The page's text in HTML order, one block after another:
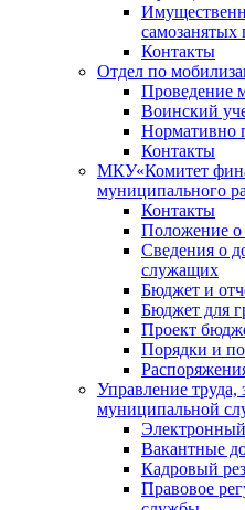
самозанятых
Контакты
Отдел по
Проведение
Воинский
Нормативно
Контакты
МКУ«Комитет
муниципального
Контакты
Положение о
Сведения о
служащих
Бюджет и
Бюджет для
Проект
Порядки и
Управление труда,
муниципальной
Вакантные
Кадровый
Правовое